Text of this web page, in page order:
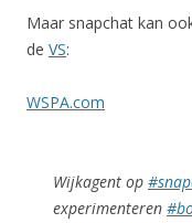
Maar snapchat kan
de VS:
WSPA.com
Wijkagent op
experimenteren